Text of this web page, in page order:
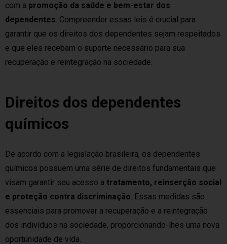
com a promoção da saúde e bem-estar dos
dependentes. Compreender essas leis é crucial para
garantir que os direitos dos dependentes sejam respeitados
e que eles recebam o suporte necessário para sua
recuperação e reintegração na sociedade.
Direitos dos dependentes
químicos
De acordo com a legislação brasileira, os dependentes
químicos possuem uma série de direitos fundamentais que
visam garantir seu acesso a tratamento, reinserção social
e proteção contra discriminação. Essas medidas são
essenciais para promover a recuperação e a reintegração
dos indivíduos na sociedade, proporcionando-lhes uma nova
oportunidade de vida.